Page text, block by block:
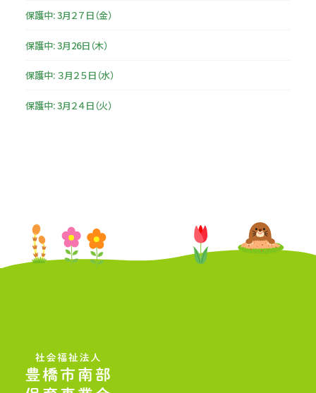
保護中: 3月２７日（金）
保護中: 3月26日（木）
保護中: ３月２５日（水）
保護中: 3月２４日（火）